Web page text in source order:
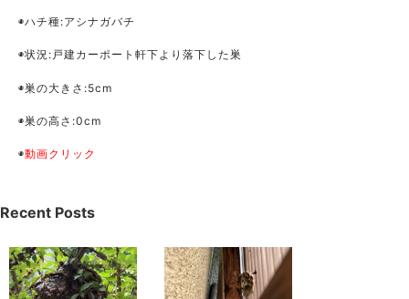
◉ハチ種:アシナガバチ
◉状況:戸建カーポート軒下より落下した巣
◉巣の大きさ:5cm
◉巣の高さ:0cm
◉動画クリック
Recent Posts